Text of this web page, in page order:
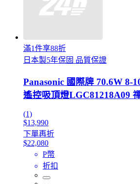
滿1件享88折
日本製5年保固 品質保證
Panasonic 國際牌 70.6W 8-
遙控吸頂燈LGC81218A09
(1)
$13,990
下單再折
$22,080
P幣
折扣